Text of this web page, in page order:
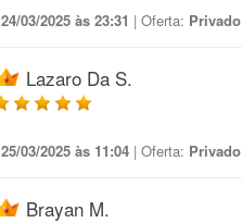
24/03/2025 às 23:31 | Oferta: Privado
Lazaro Da S.
25/03/2025 às 11:04 | Oferta: Privado
Brayan M.